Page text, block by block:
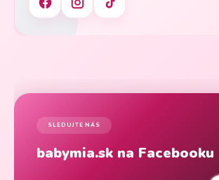
SLEDUJTE NÁS
babymia.sk na Facebooku